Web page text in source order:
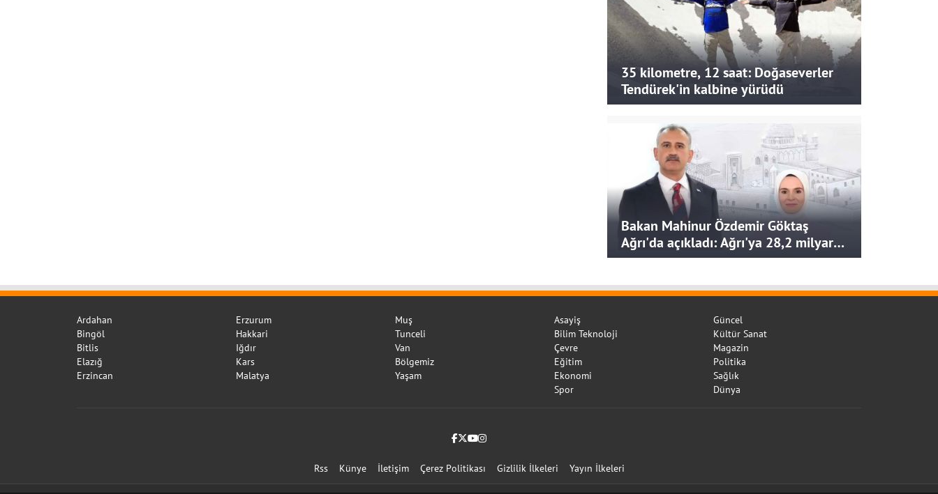
35 kilometre, 12 saat: Doğaseverler
Tendürek'in kalbine yürüdü
Bakan Mahinur Özdemir Göktaş
Ağrı'da açıkladı: Ağrı'ya 28,2 milyar
liralık yatırım ve destek sağlandı
Ardahan
Bingöl
Bitlis
Elazığ
Erzincan
Erzurum
Hakkari
Iğdır
Kars
Malatya
Muş
Tunceli
Van
Bölgemiz
Yaşam
Asayiş
Bilim Teknoloji
Çevre
Eğitim
Ekonomi
Spor
Güncel
Kültür Sanat
Magazin
Politika
Sağlık
Dünya
Facebook
Twitter (X)
YouTube
Instagram
Rss Künye İletişim Çerez Politikası Gizlilik İlkeleri Yayın İlkeleri